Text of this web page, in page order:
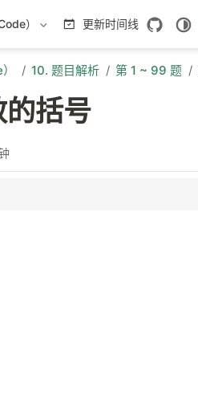
） 更新时间线
10. 题目解析 第 1 ~ 99 题
括号